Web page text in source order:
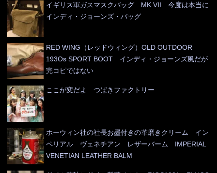
イギリス軍ガスマスクバッグ MK VII 今度は本当に
インディ・ジョーンズ・バッグ
RED WING（レッドウィング）OLD OUTDOOR
193Os SPORT BOOT インディ・ジョーンズ風だが
完コピではない
ここが変だよ つばきファクトリー
ホーウィン社の社長お墨付きの革磨きクリーム イン
ペリアル ヴェネチアン レザーバーム IMPERIAL
VENETIAN LEATHER BALM